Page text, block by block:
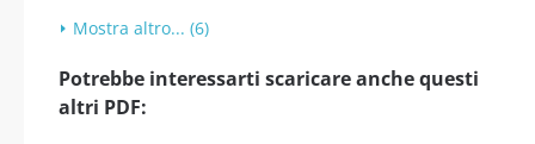
Mostra altro... (6)
Potrebbe interessarti scaricare anche questi
altri PDF: